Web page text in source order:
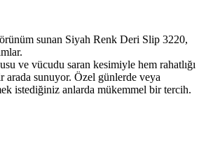
sunan Siyah Renk Deri Slip 3220,
ve vücudu saran kesimiyle hem rahatlığı
arada sunuyor. Özel günlerde veya
istediğiniz anlarda mükemmel bir tercih.